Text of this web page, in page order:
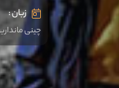
زبان :
چینی